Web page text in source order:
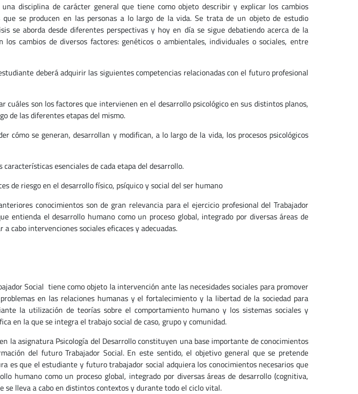
una disciplina de carácter general que tiene como objeto describir y explicar los cambios
que se producen en las personas a lo largo de la vida. Se trata de un objeto de estudio
se aborda desde diferentes perspectivas y hoy en día se sigue debatiendo acerca de la
cambios de diversos factores: genéticos o ambientales, individuales o sociales, entre
deberá adquirir las siguientes competencias relacionadas con el futuro profesional
son los factores que intervienen en el desarrollo psicológico en sus distintos planos,
de las diferentes etapas del mismo.
se generan, desarrollan y modifican, a lo largo de la vida, los procesos psicológicos
esenciales de cada etapa del desarrollo.
de riesgo en el desarrollo físico, psíquico y social del ser humano
conocimientos son de gran relevancia para el ejercicio profesional del Trabajador
entienda el desarrollo humano como un proceso global, integrado por diversas áreas de
cabo intervenciones sociales eficaces y adecuadas.
Social tiene como objeto la intervención ante las necesidades sociales para promover
en las relaciones humanas y el fortalecimiento y la libertad de la sociedad para
la utilización de teorías sobre el comportamiento humano y los sistemas sociales y
en la que se integra el trabajo social de caso, grupo y comunidad.
la asignatura Psicología del Desarrollo constituyen una base importante de conocimientos
del futuro Trabajador Social. En este sentido, el objetivo general que se pretende
es que el estudiante y futuro trabajador social adquiera los conocimientos necesarios que
humano como un proceso global, integrado por diversas áreas de desarrollo (cognitiva,
se lleva a cabo en distintos contextos y durante todo el ciclo vital.